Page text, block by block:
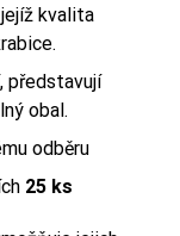
kvalita
představují
obal.
odběru
25 ks